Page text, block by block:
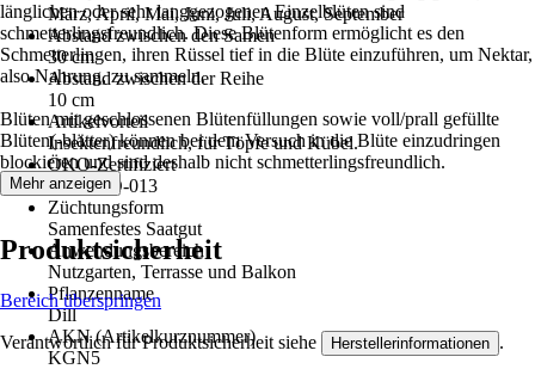
März, April, Mai, Juni, Juli, August, September
Abstand zwischen den Samen
30 cm
Abstand zwischen der Reihe
10 cm
Artikelvorteil
Insektenfreundlich, für Töpfe und Kübel.
ÖKO-Zertifiziert
DE-ÖKO-013
Züchtungsform
Samenfestes Saatgut
Anwendungsbereich
Nutzgarten, Terrasse und Balkon
Pflanzenname
Dill
AKN (Artikelkurznummer)
KGN5
länglichen oder sehr langgezogenen Einzelblüten sind
schmetterlingsfreundlich. Diese Blütenform ermöglicht es den
Schmetterlingen, ihren Rüssel tief in die Blüte einzuführen, um Nektar,
also Nahrung, zu sammeln.
Blüten mit geschlossenen Blütenfüllungen sowie voll/prall gefüllte
Blüten(-blätter) können bei dem Versuch in die Blüte einzudringen
blockieren und sind deshalb nicht schmetterlingsfreundlich.
Mehr anzeigen
Produktsicherheit
Bereich überspringen
Verantwortlich für Produktsicherheit siehe Herstellerinformationen .